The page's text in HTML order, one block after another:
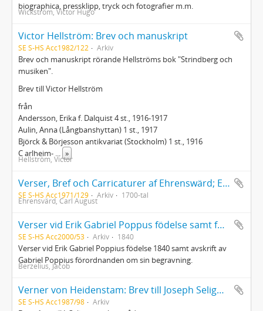
biographica, pressklipp, tryck och fotografier m.m.
Wickström, Victor Hugo
Victor Hellström: Brev och manuskript
SE S-HS Acc1982/122 Arkiv
Brev och manuskript rörande Hellströms bok "Strindberg och
musiken".
Brev till Victor Hellström
från
Andersson, Erika f. Dalquist 4 st., 1916-1917
Aulin, Anna (Långbanshyttan) 1 st., 1917
Björck & Börjesson antikvariat (Stockholm) 1 st., 1916
C arlheim- ... »
Hellström, Victor
Verser, Bref och Carricaturer af Ehrenswärd; Ett humoristiskt bref af skalden Oxenstierna under namn af Haqvin Bager; En bröllops-gratulation på vers (troligtvis af Leopold) (Kopior)
SE S-HS Acc1971/129 Arkiv 1700-tal
Ehrensvärd, Carl August
Verser vid Erik Gabriel Poppus födelse samt förordnande vid begravning
SE S-HS Acc2000/53 Arkiv 1840
Verser vid Erik Gabriel Poppius födelse 1840 samt avskrift av
Gabriel Poppius förordnanden om sin begravning.
Berzelius, Jacob
Verner von Heidenstam: Brev till Joseph Seligmann
SE S-HS Acc1987/98 Arkiv